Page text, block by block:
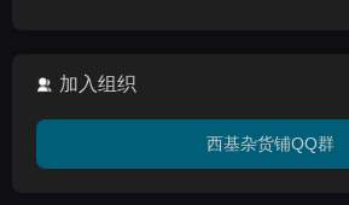
加入组织
西基杂货铺QQ群